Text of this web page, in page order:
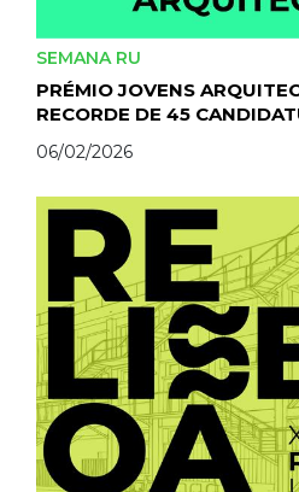
SEMANA RU
PRÉMIO JOVENS
RECORDE DE 45
06/02/2026